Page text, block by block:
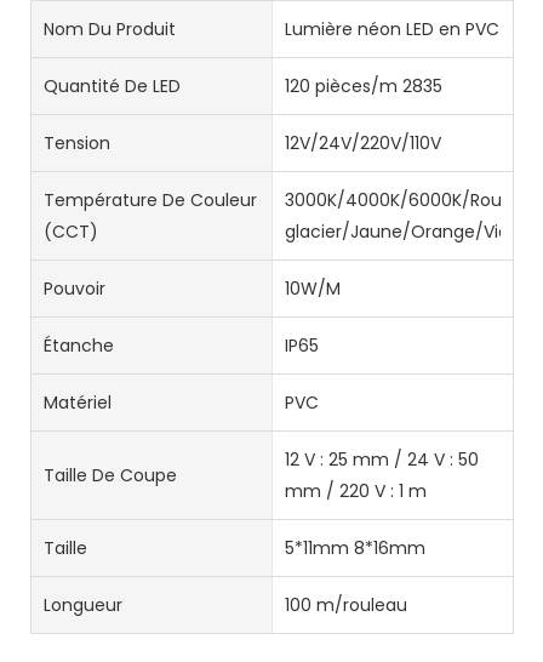
Nom Du Produit Lumière néon LED en PVC
Quantité De LED 120 pièces/m 2835
Tension 12V/24V/220V/110V
Température De Couleur
(CCT)
3000K/4000K/6000K/Rouge/
glacier/Jaune/Orange/Violet/
Pouvoir 10W/M
Étanche IP65
Matériel PVC
Taille De Coupe
12 V : 25 mm / 24 V : 50
mm / 220 V : 1 m
Taille 5*11mm 8*16mm
Longueur 100 m/rouleau